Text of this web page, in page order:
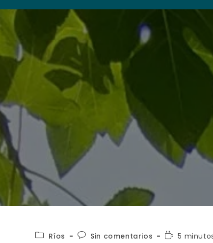
Ríos Sin comentarios 5